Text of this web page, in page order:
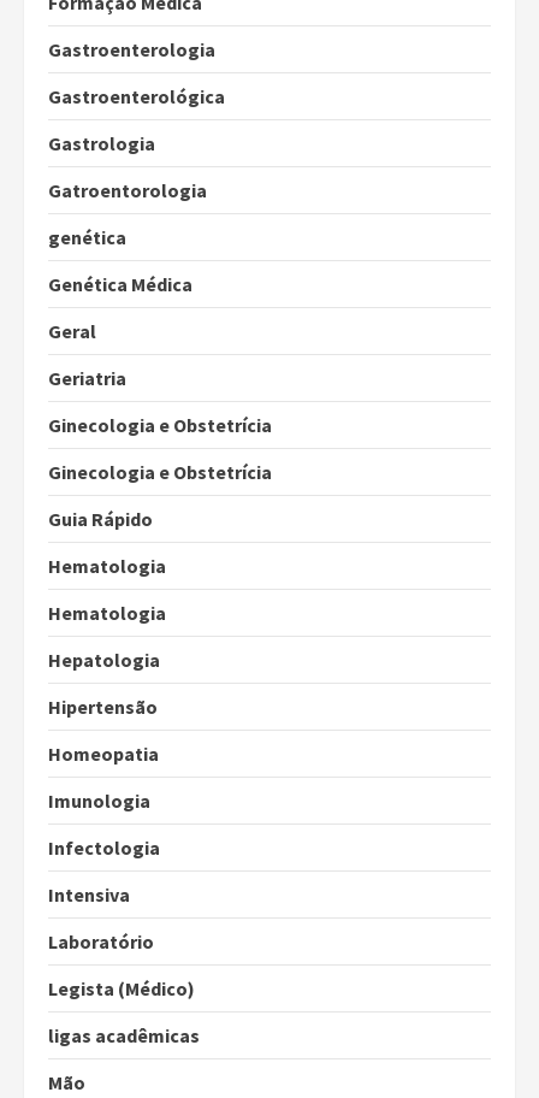
Gastroenterologia
Gastroenterológica
Gastrologia
Gatroentorologia
genética
Genética Médica
Geral
Geriatria
Ginecologia e Obstetrícia
Ginecologia e Obstetrícia
Guia Rápido
Hematologia
Hematologia
Hepatologia
Hipertensão
Homeopatia
Imunologia
Infectologia
Intensiva
Laboratório
Legista (Médico)
ligas acadêmicas
Mão